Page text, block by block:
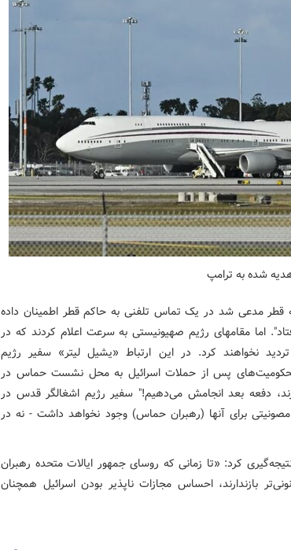
شده به ترامپ
قطر مدعی شد در یک تماس تلفنی به حاکم قطر اطمینان داده
اما مقامهای رژیم صهیونیستی به سرعت اعلام کردند که در
نخواهند کرد. در این ارتباط «یشیل لیتر» سفیر رژیم
محکومیت‌های پس از حملات اسرائیل به محل نشست حماس در
دفعه بعد انجامش می‌دهیم!" سفیر رژیم اشغالگر قدس در
برای آنها (رهبران حماس) وجود نخواهد داشت - نه در
کرد: «تا زمانی که روسای جمهور ایالات متحده رهبران
بازندارند، احساس مجازات ناپذیر بودن اسرائیل همچنان